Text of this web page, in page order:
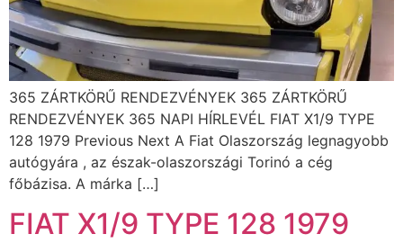
365 ZÁRTKÖRŰ RENDEZVÉNYEK 365 ZÁRTKÖRŰ
RENDEZVÉNYEK 365 NAPI HÍRLEVÉL FIAT X1/9 TYPE
128 1979 Previous Next A Fiat Olaszország legnagyobb
autógyára , az észak-olaszországi Torinó a cég
főbázisa. A márka […]
FIAT X1/9 TYPE 128 1979